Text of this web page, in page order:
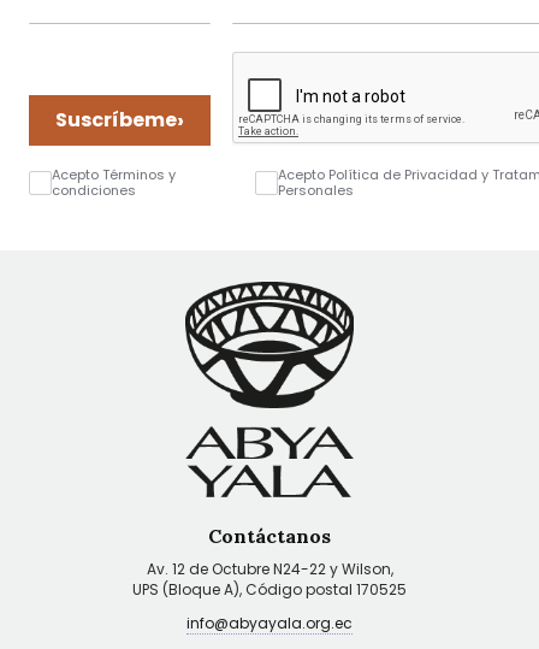
Suscríbeme›
Acepto Términos y
condiciones
Acepto Política de Privacidad y
Personales
Contáctanos
Av. 12 de Octubre N24-22 y Wilson,
UPS (Bloque A), Código postal 170525
info@abyayala.org.ec